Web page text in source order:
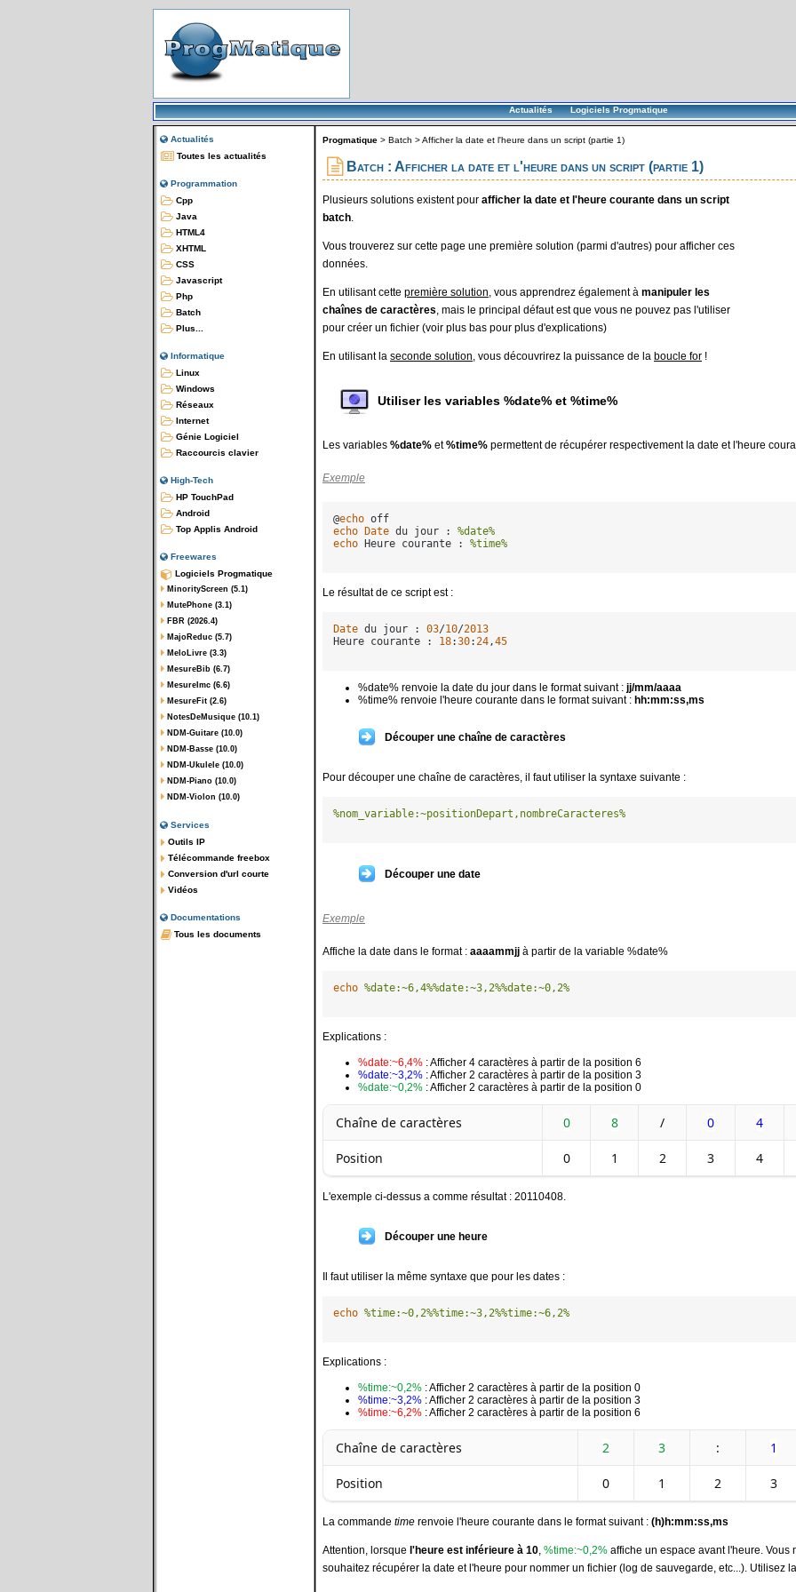
Actualités Logiciels Progmatique
Actualités
Toutes les actualités
Programmation
Cpp
Java
HTML4
XHTML
CSS
Javascript
Php
Batch
Plus...
Informatique
Linux
Windows
Réseaux
Internet
Génie Logiciel
Raccourcis clavier
High-Tech
HP TouchPad
Android
Top Applis Android
Freewares
Logiciels Progmatique
MinorityScreen (5.1)
MutePhone (3.1)
FBR (2026.4)
MajoReduc (5.7)
MeloLivre (3.3)
MesureBib (6.7)
MesureImc (6.6)
MesureFit (2.6)
NotesDeMusique (10.1)
NDM-Guitare (10.0)
NDM-Basse (10.0)
NDM-Ukulele (10.0)
NDM-Piano (10.0)
NDM-Violon (10.0)
Services
Outils IP
Télécommande freebox
Conversion d'url courte
Vidéos
Documentations
Tous les documents
Progmatique > Batch >Afficher la date et l'heure dans un script (partie 1)
Batch : Afficher la date et l'heure dans un script (partie 1)
Plusieurs solutions existent pour afficher la date et l'heure courante dans un script
batch
Vous trouverez sur cette page une première solution (parmi d'autres) pour afficher ces
données.
En utilisant cette première solution , vous apprendrez également à manipuler les
chaînes de caractères , mais le principal défaut est que vous ne pouvez pas l'utiliser
pour créer un fichier (voir plus bas pour plus d'explications)
En utilisant la seconde solution , vous découvrirez la puissance de la boucle for !
Utiliser les variables %date% et %time%
Les variables %date% et%time% permettent de récupérer respectivement la date et l'heure
Exemple
@echo
echo Date du jour : %date%
echo Heure courante : %time%
Le résultat de ce script est :
Date du jour : 03/10/2013
Heure courante : 18:30: 24 ,45
%date% renvoie la date du jour dans le format suivant : jj/mm/aaaa
%time% renvoie l'heure courante dans le format suivant : hh:mm:ss,ms
Découper une chaîne de caractères
Pour découper une chaîne de caractères, il faut utiliser la syntaxe suivante :
%nom_variable:~positionDepart,nombreCaracteres%
Découper une date
Exemple
Affiche la date dans le format : aaaammjj à partir de la variable %date%
echo %date:~6,4%%date:~3,2%%date:~0,2%
Explications :
%date:~6,4% : Afficher 4 caractères à partir de la position 6
%date:~3,2% : Afficher 2 caractères à partir de la position 3
%date:~0,2% : Afficher 2 caractères à partir de la position 0
Chaîne de caractères 0 8 / 0 4
Position 0 1 2 3 4
L'exemple ci-dessus a comme résultat : 20110408.
Découper une heure
Il faut utiliser la même syntaxe que pour les dates :
echo %time:~0,2%%time:~3,2%%time:~6,2%
Explications :
%time:~0,2% : Afficher 2 caractères à partir de la position 0
%time:~3,2% : Afficher 2 caractères à partir de la position 3
%time:~6,2% : Afficher 2 caractères à partir de la position 6
Chaîne de caractères 2 3 : 1
Position 0 1 2 3
La commande time renvoie l'heure courante dans le format suivant : (h)h:mm:ss,ms
Attention, lorsque l'heure est inférieure à 10 %time:~0,2% affiche un espace avant l'heure.
souhaitez récupérer la date et l'heure pour nommer un fichier (log de sauvegarde, etc...). Utilisez